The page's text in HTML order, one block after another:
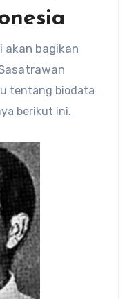
tentang biodata
berikut ini.